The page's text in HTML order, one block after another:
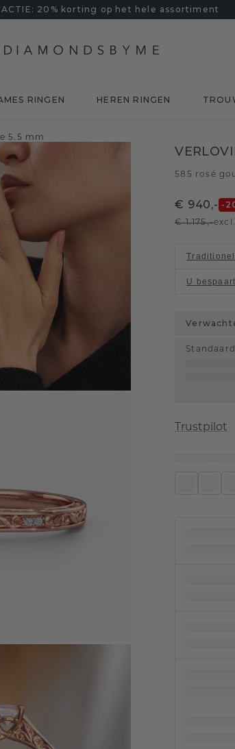
ACTIE: 20% korting op het hele assortiment
RINGEN HEREN RINGEN
5.5 mm
585 rosé
€ 940,- -
€ 1.175,-
U bespaart
Standaard
Trustpilot